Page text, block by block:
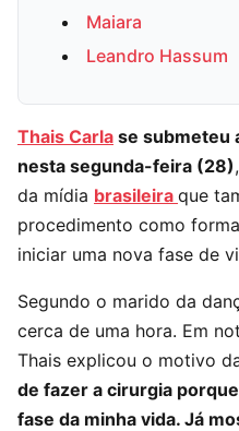
Maiara
Leandro Hassum
Thais Carla se submeteu
nesta segunda-feira (28)
da mídia brasileira que
procedimento como
iniciar uma nova fase de
Segundo o marido da
cerca de uma hora. Em
Thais explicou o motivo
de fazer a cirurgia
fase da minha vida. Já